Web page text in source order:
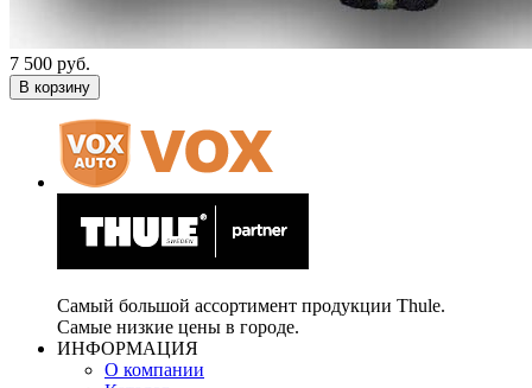
7 500 руб.
В корзину
Самый большой ассортимент продукции Thule.
Самые низкие цены в городе.
ИНФОРМАЦИЯ
О компании